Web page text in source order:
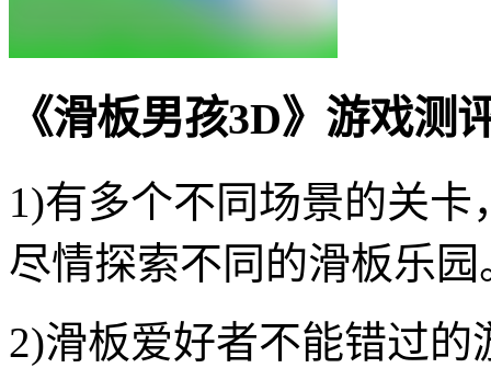
《滑板男孩3D》游戏测
1)有多个不同场景的关
尽情探索不同的滑板乐园
2)滑板爱好者不能错过